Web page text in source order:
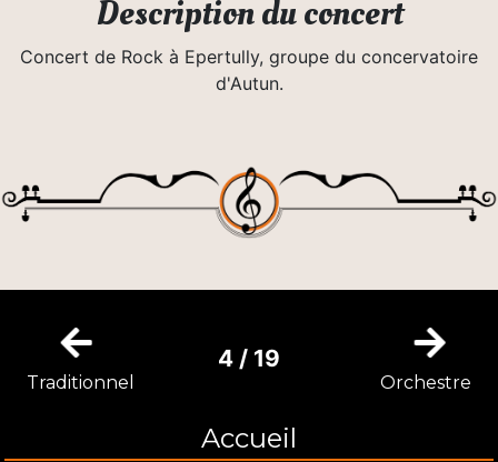
Description du concert
Concert de Rock à Epertully, groupe du concervatoire
d'Autun.
Traditionnel
4 / 19
Orchestre
Accueil